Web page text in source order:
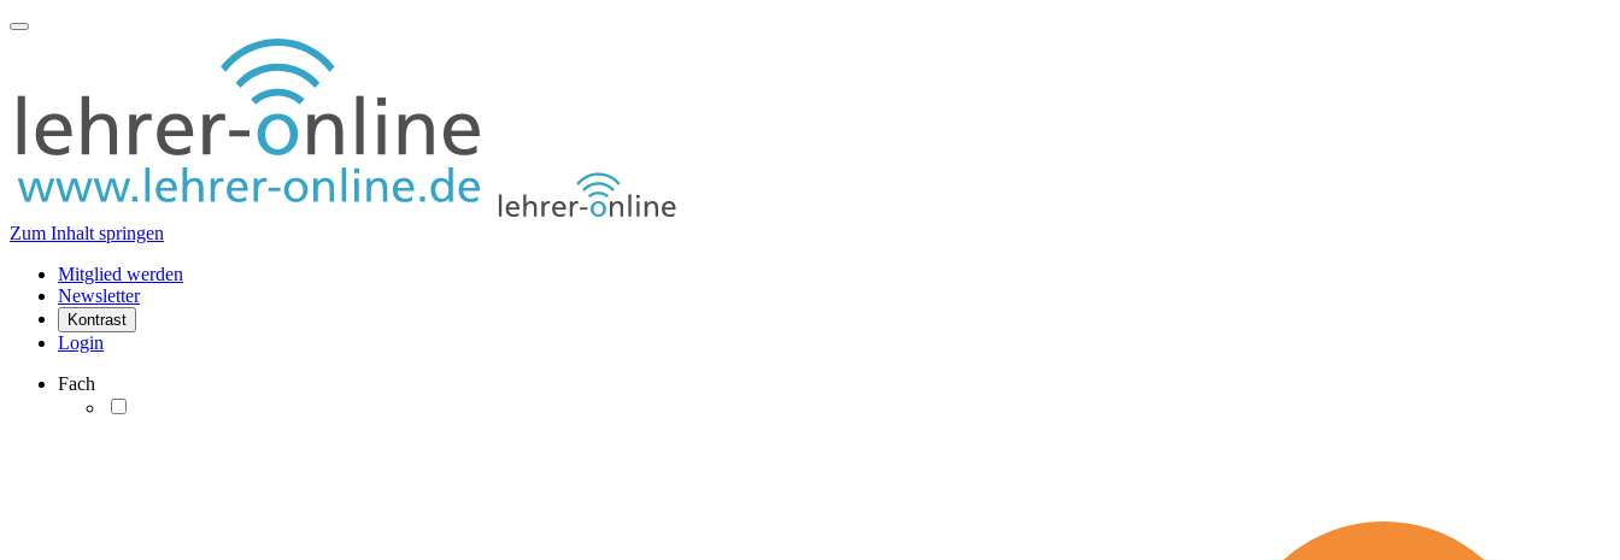
Zum Inhalt springen
Mitglied werden
Newsletter
Kontrast
Login
Fach